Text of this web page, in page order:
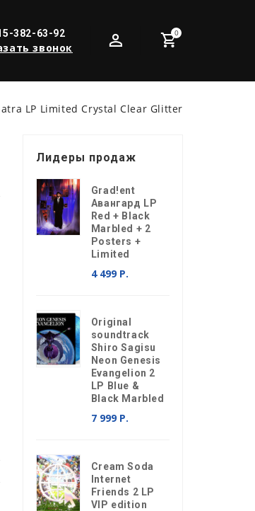
0
382-63-92
звонок
LP Limited Crystal Clear Glitter
Лидеры продаж
Grad!ent
Авангард LP
Red + Black
Marbled + 2
Posters +
Limited
4 499 Р.
Original
soundtrack
Shiro Sagisu
Neon Genesis
Evangelion 2
LP Blue &
Black Marbled
7 999 Р.
Cream Soda
Internet
Friends 2 LP
VIP edition